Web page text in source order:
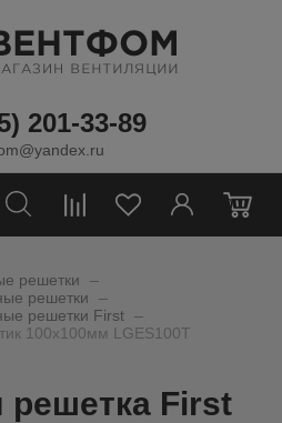
201-33-89
0
решетки
решетки
решетки First
100х100мм LGES100T
решетка First